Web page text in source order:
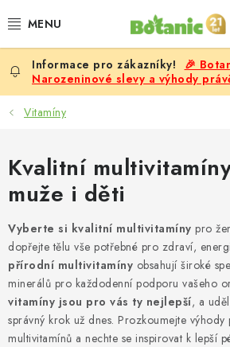
na
PREMIUM
DOPLŇKY STRAVY
POTRAVINY, NÁPOJE
SLEVY, AKCE
BESTSELLERY
ŽENY
🎉
Narozeninové slevy a výhody
Vitamíny
Kvalitní
muže i děti
Vyberte si kvalitní multivitamíny pro
dopřejte tělu vše potřebné pro zdraví,
přírodní multivitamíny obsahují široké
minerálů pro každodenní podporu vašeho
vitamíny jsou pro vás ty nejlepší, a
správný krok už dnes. Prozkoumejte
multivitamínů a nechte se inspirovat k lepší